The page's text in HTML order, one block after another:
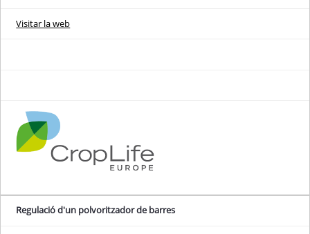
Visitar la web
Regulació d'un polvoritzador de barres